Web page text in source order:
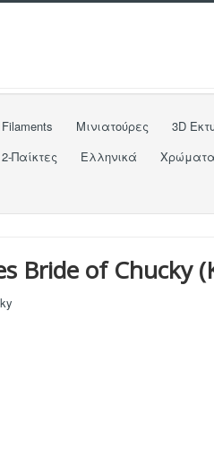
Filaments Μινιατούρες 3D
2-Παίκτες
Ελληνικά Χρώματα
Bride of Chucky